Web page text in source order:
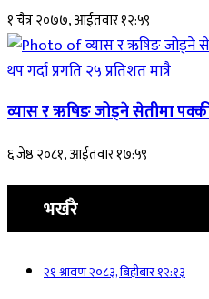
१ चैत्र २०७७, आईतवार १२:५९
व्यास र ऋषिङ जोड्ने सेतीमा
६ जेष्ठ २०८१, आईतवार १७:५९
भर्खरै
२१ श्रावण २०८३, बिहीबार १२:१३